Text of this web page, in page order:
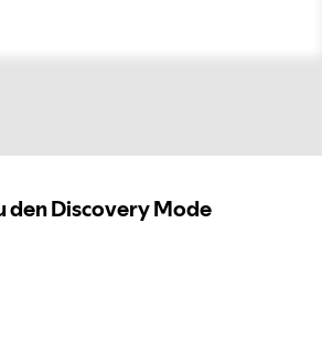
den Discovery Mode